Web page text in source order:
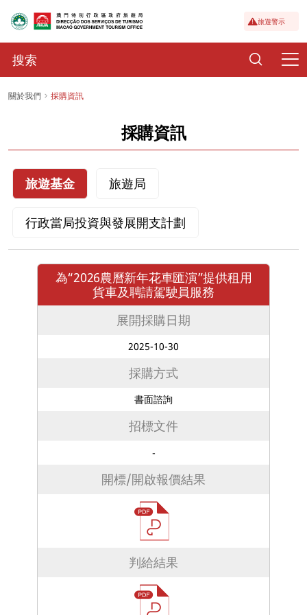
旅遊警示
關於我們 採購資訊
採購資訊
旅遊基金 旅遊局
行政當局投資與發展開支計劃
為“2026農曆新年花車匯演”提供租用
貨車及聘請駕駛員服務
展開採購日期
2025-10-30
採購方式
書面諮詢
招標文件
-
開標/開啟報價結果
判給結果